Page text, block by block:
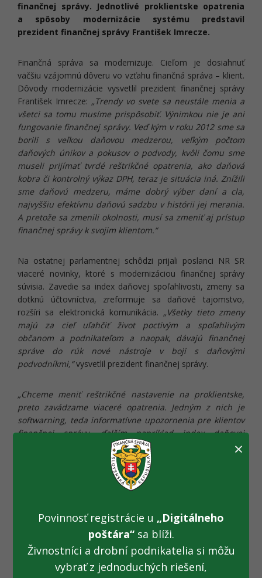
finančnej správy. Jednotlivé proklientske opatrenia
a spôsoby modernizácie systému predstavil
prezident finančnej správy František Imrecze.
Finančná správa sa modernizuje. Cieľom je dosiahnuť
väčšiu vzájomnú dôveru vo vzťahu finančná správa – klient.
Dôvody modernizácie vysvetlil prezident finančnej správy
František Imrecze: „Trendy vo svete sa neustále menia a
všetci sa tomu musíme prispôsobiť. Výnimkou nie je ani
fungovanie finančnej správy. Veď kým v roku 2012 sme sa
borili s veľkou daňovou medzerou, veľkým počtom
daňových únikov a pokusov o podvody, kvôli čomu sme
museli prijímať tvrdé reštrikčné opatrenia, ako daňová
kobra či kontrolný výkaz DPH, teraz je situácia iná. Znížili
sme daňovú medzeru, máme dobrý výber daní a cla,
najvyššiu efektívnu daňovú sadzbu v histórii jej merania.
A pretože sa zmenili okolnosti, musí sa zmeniť aj prístup
finančnej správy k svojim klientom.“
Na ostatnej parlamentnej schôdzi prijali poslanci NR SR
viaceré novinky, ktoré s modernizáciou finančnej správy
súvisia. Zavedie sa index daňovej spoľahlivosti, zmeny sa
dotknú účtovníctva, zreformuje sa daňové tajomstvo,
rozšíri sa elektronická komunikácia. „Všetky tieto zmeny
majú za cieľ uľahčiť život poctivým a spoľahlivým
občanom a podnikateľom a naopak, dávajú finančnej
správe do rúk nové nástroje v boji s daňovými
podvodníkmi,“vysvetlil prezident finančnej správy.
„Chceme meniť reštrikčné nastavenie na proklientske,
preto zavádzame viaceré opatrenia. Jedným z nich je
softwarning, teda informatívne upozornenia pre klientov
finančnej správy, ďalším napríklad index daňovej
spoľahlivosti. Pôjde o interný analytický nástroj,
prostredníctvom ktorého bude finančná správa odlišovať
spoľahlivé daňové subjekty od menej spoľahlivých
a nespoľahlivých. Chceme byť partnerom pre
včas a riadne plnia svoje daňové a colné povinnosti.
Všetky tieto opatrenia majú jeden jediný cieľ - podporiť
dobrovoľné plnenie daňových povinností,“dodal František
×
Povinnosť registrácie u „Digitálneho
poštára“sa blíži.
Živnostníci a drobní podnikatelia si môžu
vybrať z jednoduchých riešení,